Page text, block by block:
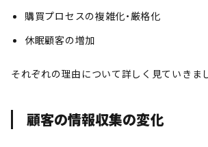
購買プロセスの複雑化・厳格化
休眠顧客の増加
それぞれの理由について詳しく見ていきま
顧客の情報収集の変化